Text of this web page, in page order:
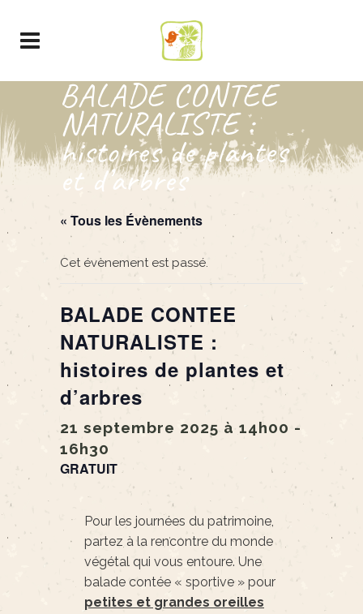
BALADE CONTEE
NATURALISTE :
histoires de plantes
et d’arbres
« Tous les Évènements
Cet évènement est passé.
BALADE CONTEE
NATURALISTE :
histoires de plantes et
d’arbres
21 septembre 2025 à 14h00 -
16h30
GRATUIT
Pour les journées du patrimoine,
partez à la rencontre du monde
végétal qui vous entoure. Une
balade contée « sportive » pour
petites et grandes oreilles